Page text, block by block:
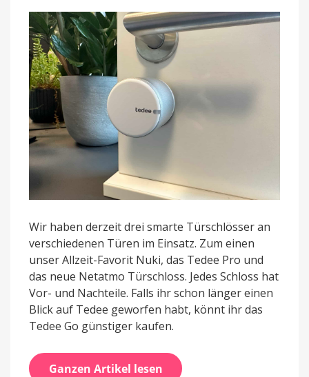
Wir haben derzeit drei smarte Türschlösser an
verschiedenen Türen im Einsatz. Zum einen
unser Allzeit-Favorit Nuki, das Tedee Pro und
das neue Netatmo Türschloss. Jedes Schloss hat
Vor- und Nachteile. Falls ihr schon länger einen
Blick auf Tedee geworfen habt, könnt ihr das
Tedee Go günstiger kaufen.
Ganzen Artikel lesen